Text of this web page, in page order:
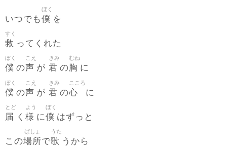
いつでも僕
ぼく
を
救
すく
ってくれた
僕
ぼく
の声
こえ
が 君
きみ
の胸
むね
に
僕
ぼく
の声
こえ
が 君
きみ
の心
こころ
に
届
とど
く 様
よう
に僕
ぼく
はずっと
この場所
ばしょ
で歌
うた
うから